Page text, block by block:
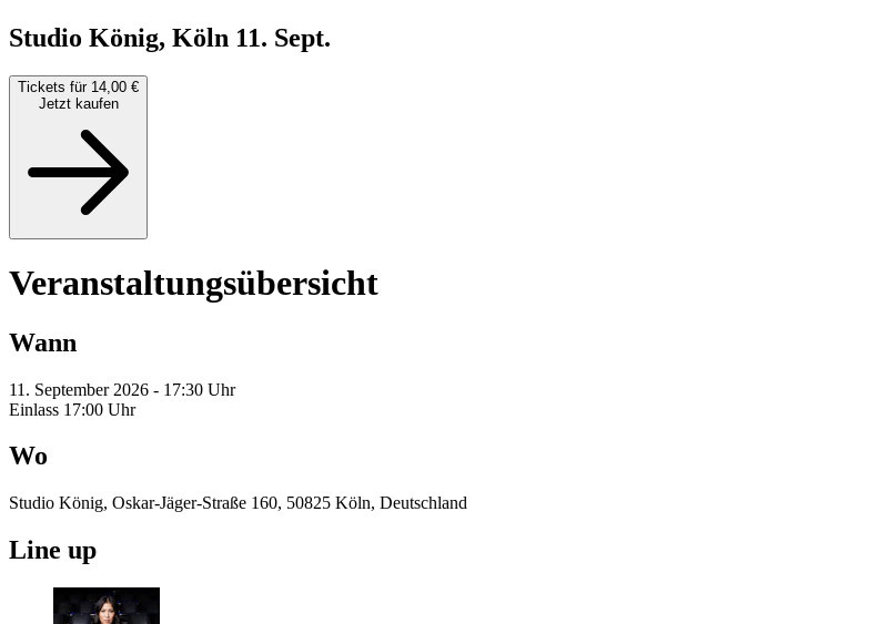
Studio König, Köln 11. Sept.
Tickets für 14,00 €
Jetzt kaufen
Veranstaltungsübersicht
Wann
11. September 2026 - 17:30 Uhr
Einlass 17:00 Uhr
Wo
Studio König, Oskar-Jäger-Straße 160, 50825 Köln, Deutschland
Line up